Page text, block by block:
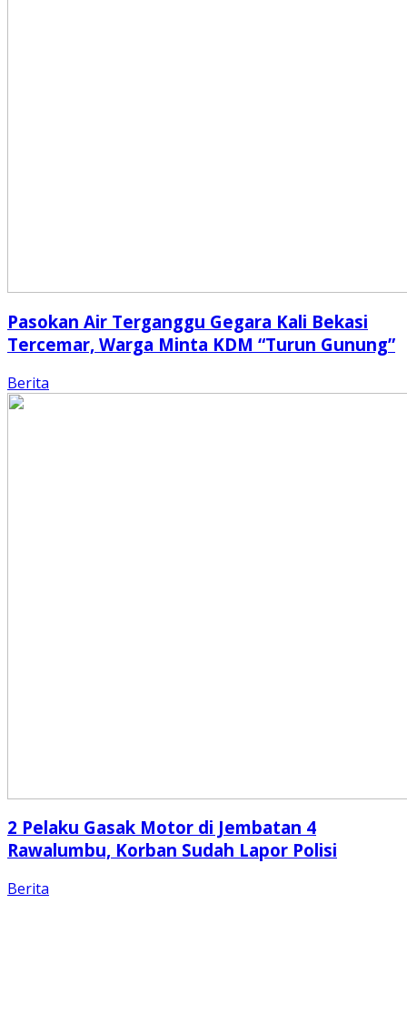
Pasokan Air Terganggu Gegara Kali Bekasi
Tercemar, Warga Minta KDM “Turun Gunung”
Berita
2 Pelaku Gasak Motor di Jembatan 4
Rawalumbu, Korban Sudah Lapor Polisi
Berita